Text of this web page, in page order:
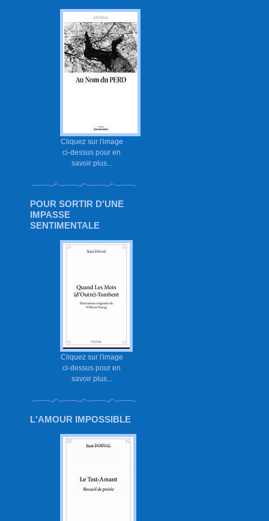
Cliquez sur l'image
ci-dessus pour en
savoir plus...
POUR SORTIR D'UNE
IMPASSE
SENTIMENTALE
Cliquez sur l'image
ci-dessus pour en
savoir plus...
L'AMOUR IMPOSSIBLE